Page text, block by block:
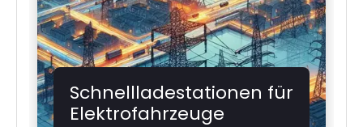
Schnellladestationen für
Elektrofahrzeuge